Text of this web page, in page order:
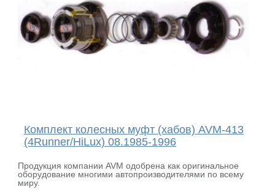
Комплект колесных муфт (хабов) AVM-413
(4Runner/HiLux) 08.1985-1996
Продукция компании AVM одобрена как оригинальное
оборудование многими автопроизводителями по всему
миру.